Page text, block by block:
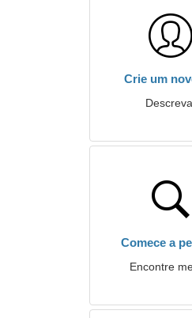
Crie um
Comece a
Encontre